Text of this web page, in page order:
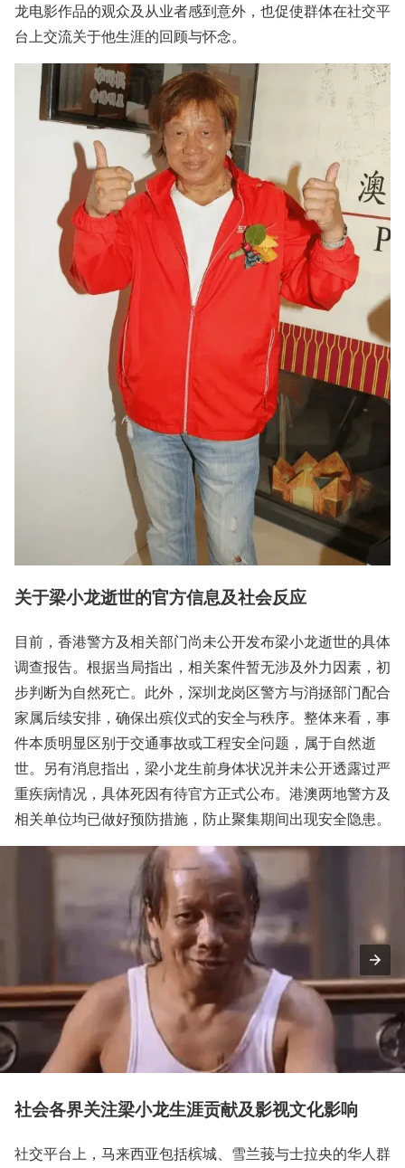
龙电影作品的观众及从业者感到意外，也促使群体在社交平
台上交流关于他生涯的回顾与怀念。
关于梁小龙逝世的官方信息及社会反应
目前，香港警方及相关部门尚未公开发布梁小龙逝世的具体
调查报告。根据当局指出，相关案件暂无涉及外力因素，初
步判断为自然死亡。此外，深圳龙岗区警方与消拯部门配合
家属后续安排，确保出殡仪式的安全与秩序。整体来看，事
件本质明显区别于交通事故或工程安全问题，属于自然逝
世。另有消息指出，梁小龙生前身体状况并未公开透露过严
重疾病情况，具体死因有待官方正式公布。港澳两地警方及
相关单位均已做好预防措施，防止聚集期间出现安全隐患。
社会各界关注梁小龙生涯贡献及影视文化影响
社交平台上，马来西亚包括槟城、雪兰莪与士拉央的华人群